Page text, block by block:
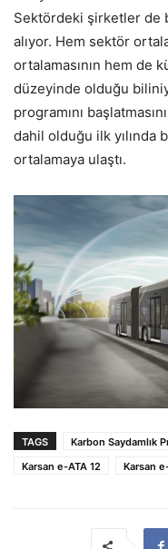
Sektördeki şirketler de
alıyor. Hem sektör
ortalamasının hem de
düzeyinde olduğu
programını
dahil olduğu ilk yılında
ortalamaya ulaştı.
TAGS Karbon Saydamlık
Karsan e-ATA 12
Karsan